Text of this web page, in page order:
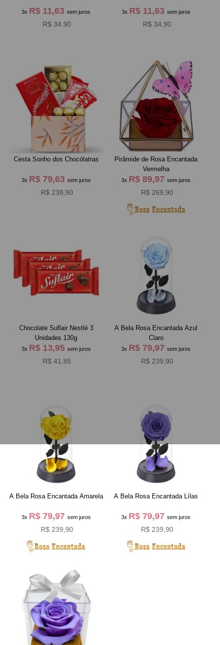
3x R$ 11,63sem juros
R$ 34,90
3x R$ 11,63 sem juros
R$ 34,90
Cesta Sonho dos Chocólatras
3x R$ 79,63 sem juros
R$ 238,90
Pirâmide de Rosa Encantada
Vermelha
3x R$ 89,97sem juros
R$ 269,90
Chocolate Suflair Nestlé 3
Unidades 130g
3x R$ 13,95 sem juros
R$ 41,85
A Bela Rosa Encantada Azul
Claro
3x R$ 79,97sem juros
R$ 239,90
A Bela Rosa Encantada Amarela
3x R$ 79,97 sem juros
R$ 239,90
A Bela Rosa Encantada Lílas
3x R$ 79,97sem juros
R$ 239,90